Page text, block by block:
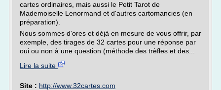
cartes ordinaires, mais aussi le Petit Tarot de
Mademoiselle Lenormand et d'autres cartomancies (en
préparation).
Nous sommes d'ores et déjà en mesure de vous offrir, par
exemple, des tirages de 32 cartes pour une réponse par
oui ou non à une question (méthode des trèfles et des...
Lire la suite
Site : http://www.32cartes.com